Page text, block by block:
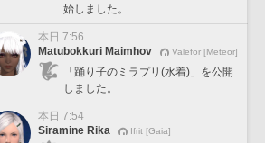
始しました。
本日 7:56
Matubokkuri Maimhov
Valefor [Meteor]
「踊り子のミラプリ(水着)」を公開
しました。
本日 7:54
Siramine Rika
Ifrit [Gaia]